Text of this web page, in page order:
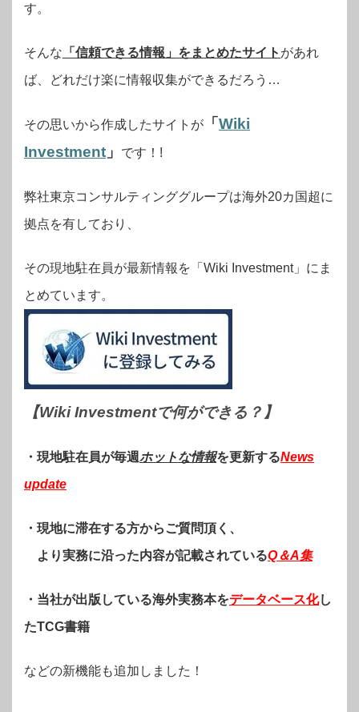
す。
そんな 「信頼できる情報」をまとめたサイト があれ
ば、どれだけ楽に情報収集ができるだろう…
その思いから作成したサイトが 「Wiki
Investment 」 です！!
弊社東京コンサルティンググループは海外20カ国超に
拠点を有しており、
その現地駐在員が最新情報を「Wiki Investment」にま
とめています。
【Wiki Investmentで何ができる？ 】
・現地駐在員が毎週ホットな情報を更新するNews
update
・現地に滞在する方からご質問頂く、
より実務に沿った内容が記載されているQ＆A集
・当社が出版している海外実務本をデータベース化し
たTCG書籍
などの新機能も追加しました！